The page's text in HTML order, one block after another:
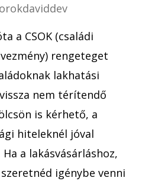
a CSOK (családi
rengeteget
lakhatási
nem térítendő
is kérhető, a
hiteleknél jóval
a lakásvásárláshoz,
igénybe venni